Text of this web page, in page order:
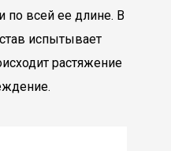
по всей ее длине. В
испытывает
растяжение